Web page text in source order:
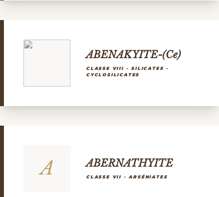
ABENAKYITE-(Ce)
CLASSE VIII - SILICATES -
CYCLOSILICATES
A ABERNATHYITE
CLASSE VII - ARSÉNIATES